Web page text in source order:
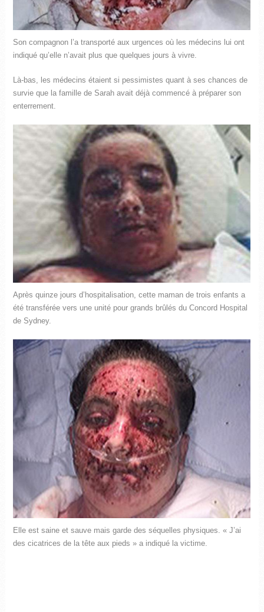
Son compagnon l’a transporté aux urgences où les médecins lui ont
indiqué qu’elle n’avait plus que quelques jours à vivre.
Là-bas, les médecins étaient si pessimistes quant à ses chances de
survie que la famille de Sarah avait déjà commencé à préparer son
enterrement.
Après quinze jours d’hospitalisation, cette maman de trois enfants a
été transférée vers une unité pour grands brûlés du Concord Hospital
de Sydney.
Elle est saine et sauve mais garde des séquelles physiques. « J’ai
des cicatrices de la tête aux pieds » a indiqué la victime.